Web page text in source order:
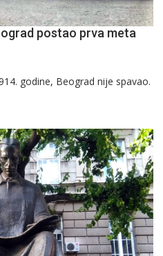
postao prva meta
godine, Beograd nije spavao.